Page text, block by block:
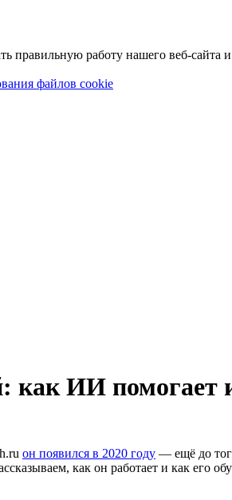
работу нашего веб-сайта и
файлов cookie
как ИИ помогает
он появился в 2020 году — ещё до
как он работает и как его